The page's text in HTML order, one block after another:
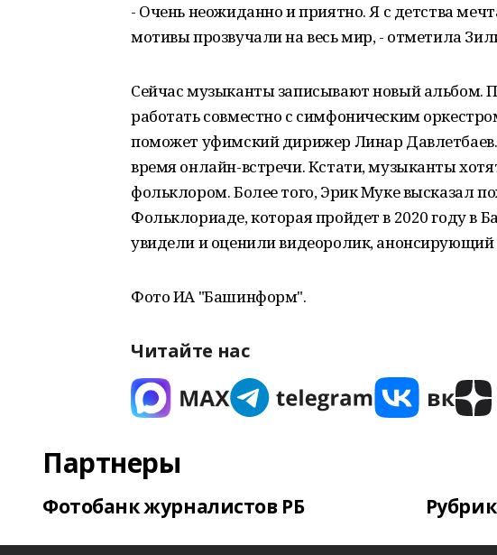
- Очень неожиданно и приятно. Я с детства
мотивы прозвучали на весь мир, - отметила
Сейчас музыканты записывают новый альбом.
работать совместно с симфоническим
поможет уфимский дирижер Линар
время онлайн-встречи. Кстати, музыканты
фольклором. Более того, Эрик Муке высказал
Фольклориаде, которая пройдет в 2020 году в
увидели и оценили видеоролик, анонсирующий
Фото ИА "Башинформ".
Читайте нас
Партнеры
Фотобанк журналистов РБ